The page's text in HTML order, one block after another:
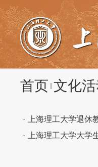
首页 文化
·
上海理工大学退休
·
上海理工大学大学